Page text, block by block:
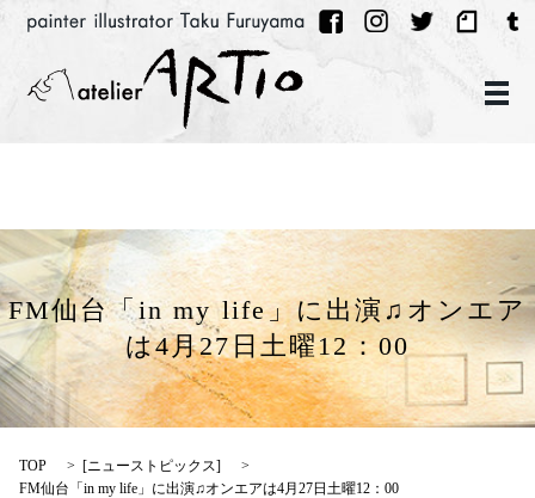
メ
FM仙台「in my life」に出演♫オンエア
は4月27日土曜12：00
TOP [ニューストピックス]
FM仙台「in my life」に出演♫オンエアは4月27日土曜12：00